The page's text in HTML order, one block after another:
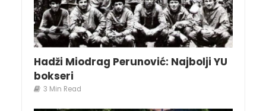
Hadži Miodrag Perunović: Najbolji YU
bokseri
3 Min Read